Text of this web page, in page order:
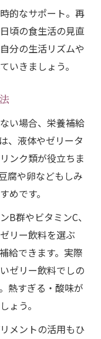
的なサポート。再
頃の食生活の見直
分の生活リズムや
いきましょう。
い場合、栄養補給
、液体やゼリータ
ンク類が役立ちま
腐や卵などもしみ
めです。
B群やビタミンC、
リー飲料を選ぶ
給できます。実際
ゼリー飲料でしの
熱すぎる・酸味が
ょう。
メントの活用もひ